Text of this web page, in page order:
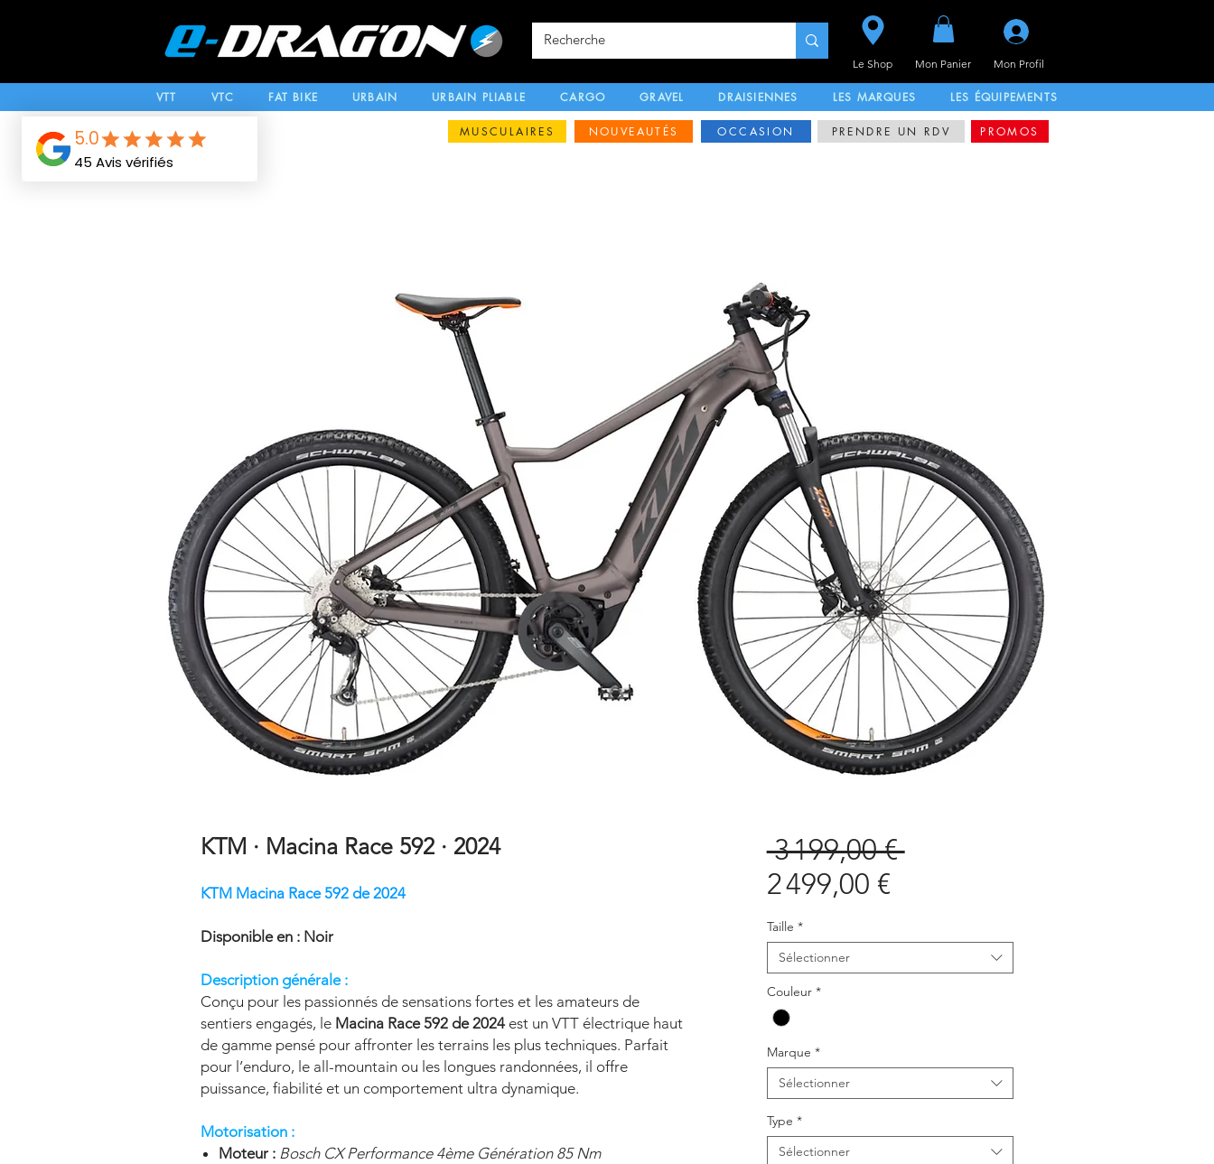
Le Shop Mon Panier Mon Profil
VTT VTC FAT BIKE URBAIN URBAIN PLIABLE CARGO GRAVEL DRAISIENNES LES MARQUES LES ÉQUIPEMENTS
MUSCULAIRES NOUVEAUTÉS PROMOS
PRENDRE UN RDV
OCCASION
KTM · Macina Race 592 · 2024
KTM Macina Race 592 de 2024
Disponible en : Noir
Description générale :
Conçu pour les passionnés de sensations fortes et les amateurs de
sentiers engagés, le Macina Race 592 de 2024est un VTT électrique haut
de gamme pensé pour affronter les terrains les plus techniques. Parfait
pour l’enduro, le all-mountain ou les longues randonnées, il offre
puissance, fiabilité et un comportement ultra dynamique.
Motorisation :
Moteur : Bosch CX Performance 4ème Génération 85 Nm
3 199,00 € Prix
2 499,00 €Prix
Taille *
Sélectionner
Couleur *
Marque *
Sélectionner
Type *
Sélectionner